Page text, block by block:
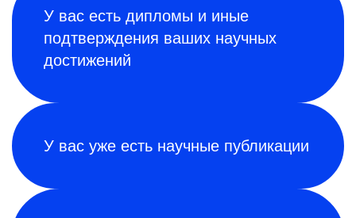
У вас есть дипломы и иные
подтверждения ваших научных
достижений
У вас уже есть научные публикации